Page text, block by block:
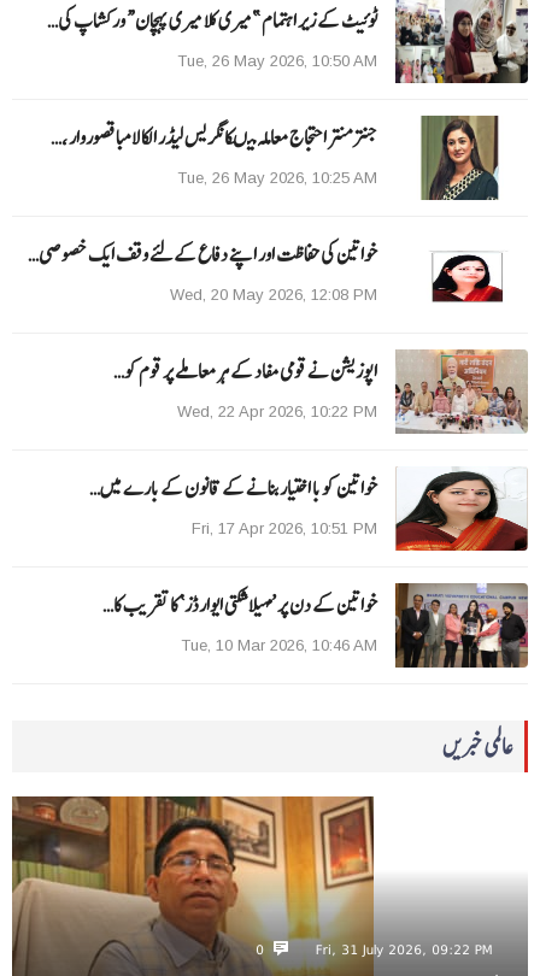
ٹوئیٹ کے زیر اہتمام ”میری کلا میری پہچان“ ورکشاپ کی…
Tue, 26 May 2026, 10:50 AM
جنتر منتر احتجاج معاملہ میںکانگریس لیڈر الکا لامبا قصوروار ،…
Tue, 26 May 2026, 10:25 AM
خواتین کی حفاظت اور اپنے دفاع کےلئے وقف ایک خصوصی…
Wed, 20 May 2026, 12:08 PM
اپوزیشن نے قومی مفاد کے ہر معاملے پر قوم کو…
Wed, 22 Apr 2026, 10:22 PM
خواتین کو با اختیار بنانے کے قانون کے بارے میں…
Fri, 17 Apr 2026, 10:51 PM
خواتین کے دن پر ’مہیلا شکتی ایوارڈز‘ کا تقریب کا…
Tue, 10 Mar 2026, 10:46 AM
عالمی خبریں
Fri, 31 July 2026, 09:22 PM
0